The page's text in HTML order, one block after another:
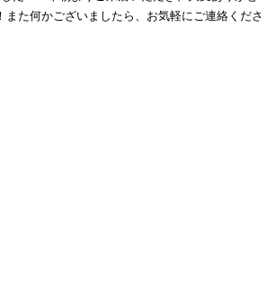
た何かございましたら、お気軽にご連絡くださ